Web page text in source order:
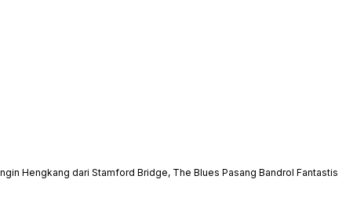
Hengkang dari Stamford Bridge, The Blues Pasang Bandrol Fantastis